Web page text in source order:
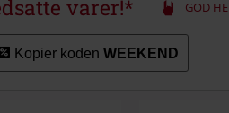
merch
Alternativ
mote
varer!* GOD
Kopier koden WEEKEND